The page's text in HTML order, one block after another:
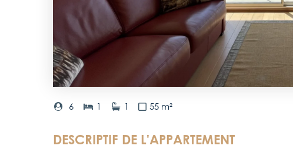
6 1 1 55 m²
DESCRIPTIF DE L'APPARTEMENT